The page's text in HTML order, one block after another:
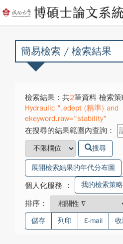
簡易檢索 / 檢索結果
檢索結果：共2筆資料 檢索策
Hydraulic ".edept (精準) and
ekeyword.raw="stability"
在搜尋的結果範圍內查詢：
搜尋
展開檢索結果的年代分布圖
個人化服務 ： 我的檢索策略
排序：
儲存 列印 E-mail